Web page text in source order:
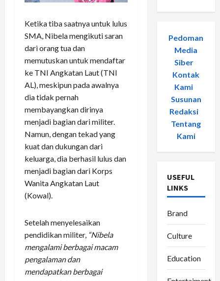
Ketika tiba saatnya untuk lulus
SMA, Nibela mengikuti saran
dari orang tua dan
memutuskan untuk mendaftar
ke TNI Angkatan Laut (TNI
AL), meskipun pada awalnya
dia tidak pernah
membayangkan dirinya
menjadi bagian dari militer.
Namun, dengan tekad yang
kuat dan dukungan dari
keluarga, dia berhasil lulus dan
menjadi bagian dari Korps
Wanita Angkatan Laut
(Kowal).
Setelah menyelesaikan
pendidikan militer, “Nibela
mengalami berbagai macam
pengalaman dan
mendapatkan berbagai
Pedoman
Media
Siber-
Kontak
Kami
Susunan
Redaksi-
Tentang
Kami
USEFUL
LINKS
Brand
Culture
Education